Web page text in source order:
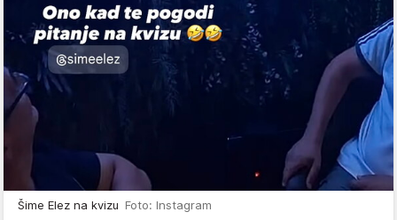
Šime Elez na kvizu Foto: Instagram